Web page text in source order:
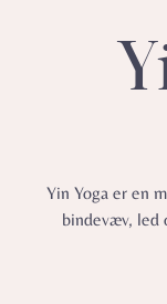
Yin Yoga er en
bindevæv, led